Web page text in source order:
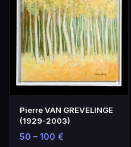
Pierre VAN GREVELINGE
(1929-2003)
50 – 100 €